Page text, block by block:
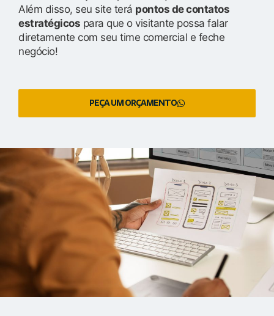
Além disso, seu site terá pontos de contatos
estratégicos para que o visitante possa falar
diretamente com seu time comercial e feche
negócio!
PEÇA UM ORÇAMENTO